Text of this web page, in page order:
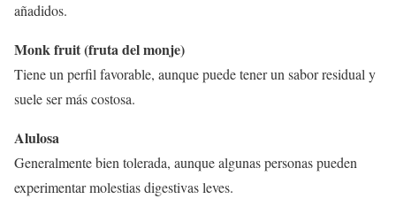
añadidos.
Monk fruit (fruta del monje)
Tiene un perfil favorable, aunque puede tener un sabor residual y
suele ser más costosa.
Alulosa
Generalmente bien tolerada, aunque algunas personas pueden
experimentar molestias digestivas leves.